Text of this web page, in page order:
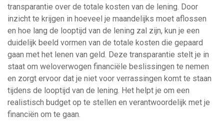
transparantie over de totale kosten van de lening. Door
inzicht te krijgen in hoeveel je maandelijks moet aflossen
en hoe lang de looptijd van de lening zal zijn, kun je een
duidelijk beeld vormen van de totale kosten die gepaard
gaan met het lenen van geld. Deze transparantie stelt je in
staat om weloverwogen financiële beslissingen te nemen
en zorgt ervoor dat je niet voor verrassingen komt te staan
tijdens de looptijd van de lening. Het helpt je om een
realistisch budget op te stellen en verantwoordelijk met je
financiën om te gaan.